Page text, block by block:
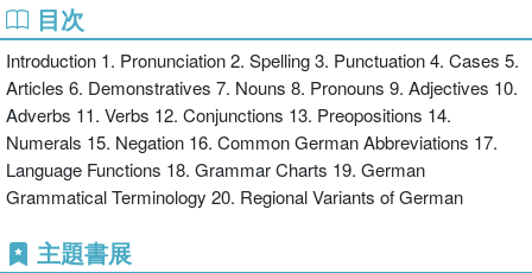
focus on the morphology and syntax of the language
clear explanations of grammatical terms
full use of authentic examples
a detailed contents list and index for easy access to information.
With an emphasis on the German native speakers use today,
German: An Essential Grammar will help students to read, speak
and write the language with greater confidence.
目次
Introduction 1. Pronunciation 2. Spelling 3. Punctuation 4. Cases 5.
Articles 6. Demonstratives 7. Nouns 8. Pronouns 9. Adjectives 10.
Adverbs 11. Verbs 12. Conjunctions 13. Preopositions 14.
Numerals 15. Negation 16. Common German Abbreviations 17.
Language Functions 18. Grammar Charts 19. German
Grammatical Terminology 20. Regional Variants of German
主題書展